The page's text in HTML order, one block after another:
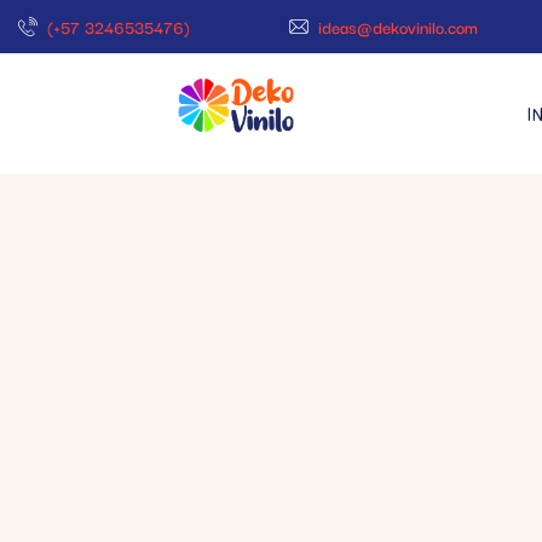
(+57 3246535476) ideas@dekovinilo.com